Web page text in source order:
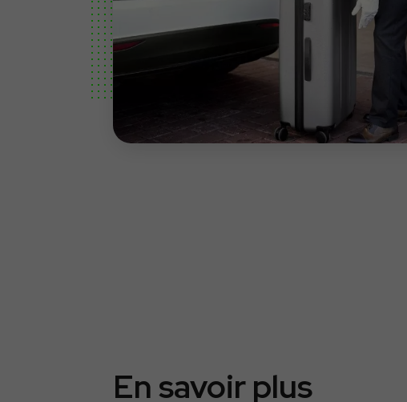
En savoir plus